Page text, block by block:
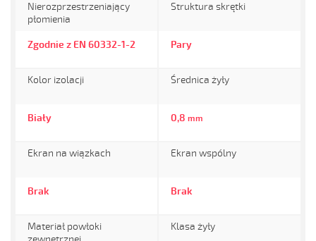
Nierozprzestrzeniający
płomienia
Zgodnie z EN 60332-1-2
Struktura skrętki
Pary
Kolor izolacji
Biały
Średnica żyły
0,8 mm
Ekran na wiązkach
Brak
Ekran wspólny
Brak
Materiał powłoki
Klasa żyły